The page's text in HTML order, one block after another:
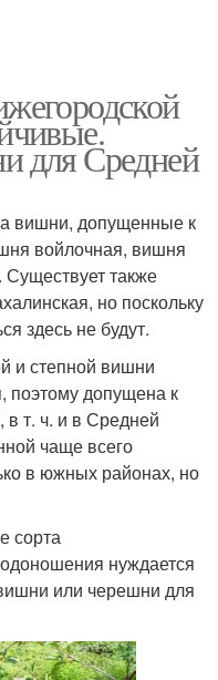
для Средней
вишни, допущенные к
войлочная, вишня
также
но поскольку
здесь не будут.
и степной вишни
поэтому допущена к
т. ч. и в Средней
чаще всего
в южных районах, но
сорта
нуждается
или черешни для